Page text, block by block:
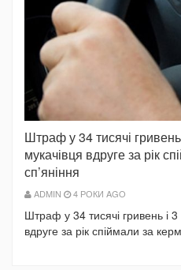
Штраф у 34 тисячі
мукачівця вдруге за рік
сп’яніння
ADMIN 4 РОКИ AGO
Штраф у 34 тисячі гривень і
вдруге за рік спіймали за